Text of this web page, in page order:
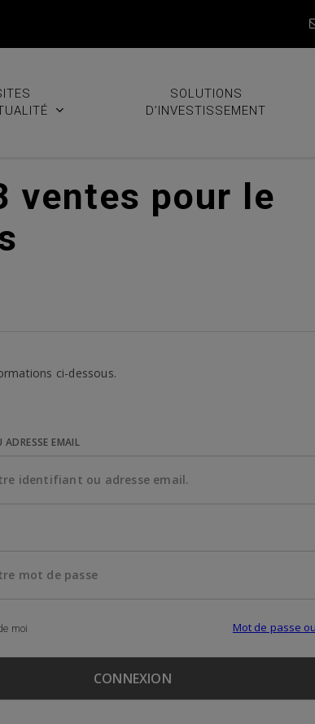
SOLUTIONS
D’INVESTISSEMENT
ventes pour le
ci-dessous.
EMAIL
moi Mot de passe